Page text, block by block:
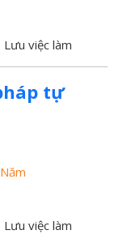
Lưu việc làm
tự
Năm
Lưu việc làm